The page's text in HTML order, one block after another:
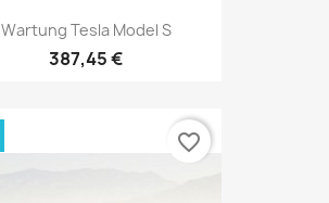
Wartung Tesla Model S
387,45 €
favorite_border